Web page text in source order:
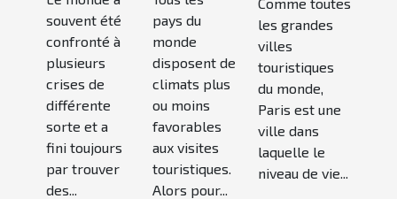
français
après le
Brexit ?
souvent été
confronté à
plusieurs
crises de
différente
sorte et a
fini toujours
par trouver
des...
New
York ?
pays du
monde
disposent de
climats plus
ou moins
favorables
aux visites
touristiques.
Alors pour...
à Paris ?
Comme toutes
les grandes
villes
touristiques
du monde,
Paris est une
ville dans
laquelle le
niveau de vie...